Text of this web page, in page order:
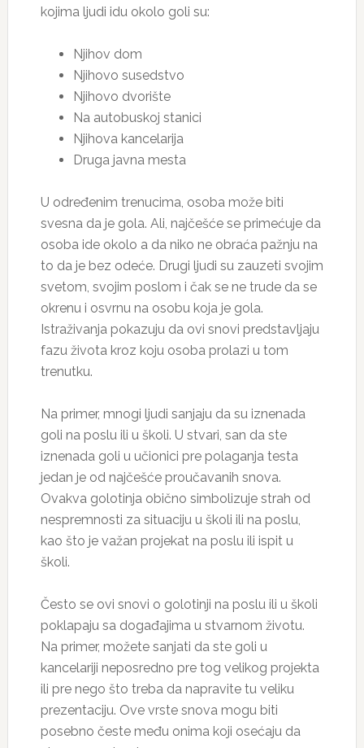
kojima ljudi idu okolo goli su:
Njihov dom
Njihovo susedstvo
Njihovo dvorište
Na autobuskoj stanici
Njihova kancelarija
Druga javna mesta
U određenim trenucima, osoba može biti
svesna da je gola. Ali, najčešće se primećuje da
osoba ide okolo a da niko ne obraća pažnju na
to da je bez odeće. Drugi ljudi su zauzeti svojim
svetom, svojim poslom i čak se ne trude da se
okrenu i osvrnu na osobu koja je gola.
Istraživanja pokazuju da ovi snovi predstavljaju
fazu života kroz koju osoba prolazi u tom
trenutku.
Na primer, mnogi ljudi sanjaju da su iznenada
goli na poslu ili u školi. U stvari, san da ste
iznenada goli u učionici pre polaganja testa
jedan je od najčešće proučavanih snova.
Ovakva golotinja obično simbolizuje strah od
nespremnosti za situaciju u školi ili na poslu,
kao što je važan projekat na poslu ili ispit u
školi.
Često se ovi snovi o golotinji na poslu ili u školi
poklapaju sa događajima u stvarnom životu.
Na primer, možete sanjati da ste goli u
kancelariji neposredno pre tog velikog projekta
ili pre nego što treba da napravite tu veliku
prezentaciju. Ove vrste snova mogu biti
posebno česte među onima koji osećaju da